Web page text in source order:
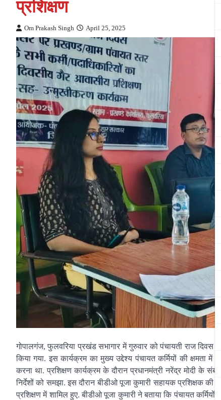
प्रशिक्षण
Om Prakash Singh April 25, 2025
गोपालगंज, फुलवरिया प्रखंड सभागार में गुरुवार को पंचायती राज
किया गया. इस कार्यक्रम का मुख्य उद्देश्य पंचायत कर्मियों की क्षमता
करना था. प्रशिक्षण कार्यक्रम के दौरान प्रधानमंत्री नरेंद्र मोदी के
निर्देशों को समझा. इस दौरान बीडीओ पूजा कुमारी सहायक प्रशिक्षक
प्रशिक्षण में शामिल हुए. बीडीओ पूजा कुमारी ने बताया कि पंचायत